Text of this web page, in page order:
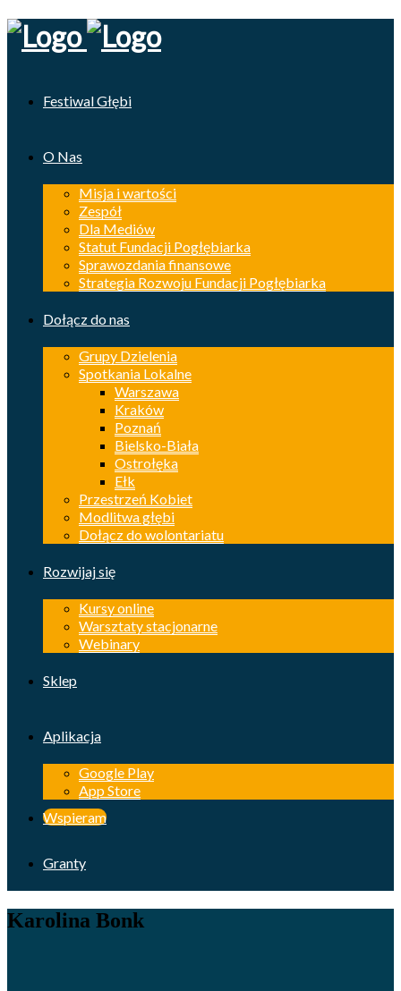
Festiwal Głębi
O Nas
Misja i wartości
Zespół
Dla Mediów
Statut Fundacji Pogłębiarka
Sprawozdania finansowe
Strategia Rozwoju Fundacji Pogłębiarka
Dołącz do nas
Grupy Dzielenia
Spotkania Lokalne
Warszawa
Kraków
Poznań
Bielsko-Biała
Ostrołęka
Ełk
Przestrzeń Kobiet
Modlitwa głębi
Dołącz do wolontariatu
Rozwijaj się
Kursy online
Warsztaty stacjonarne
Webinary
Sklep
Aplikacja
Google Play
App Store
Wspieram
Granty
Karolina Bonk